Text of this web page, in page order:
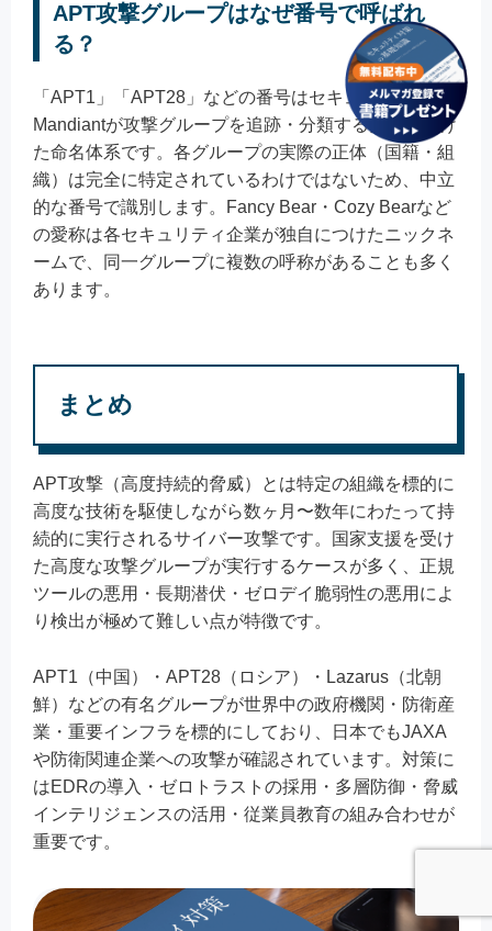
APT攻撃グループはなぜ番号で呼ばれ
る？
「APT1」「APT28」などの番号はセキュリティ企業
Mandiantが攻撃グループを追跡・分類するために付け
た命名体系です。各グループの実際の正体（国籍・組
織）は完全に特定されているわけではないため、中立
的な番号で識別します。Fancy Bear・Cozy Bearなど
の愛称は各セキュリティ企業が独自につけたニックネ
ームで、同一グループに複数の呼称があることも多く
あります。
まとめ
APT攻撃（高度持続的脅威）とは特定の組織を標的に
高度な技術を駆使しながら数ヶ月〜数年にわたって持
続的に実行されるサイバー攻撃です。国家支援を受け
た高度な攻撃グループが実行するケースが多く、正規
ツールの悪用・長期潜伏・ゼロデイ脆弱性の悪用によ
り検出が極めて難しい点が特徴です。
APT1（中国）・APT28（ロシア）・Lazarus（北朝
鮮）などの有名グループが世界中の政府機関・防衛産
業・重要インフラを標的にしており、日本でもJAXA
や防衛関連企業への攻撃が確認されています。対策に
はEDRの導入・ゼロトラストの採用・多層防御・脅威
インテリジェンスの活用・従業員教育の組み合わせが
重要です。